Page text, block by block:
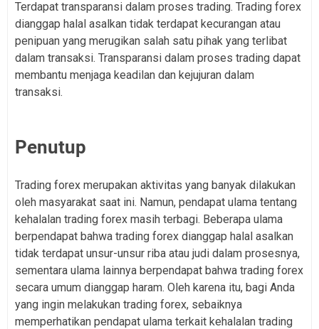
Terdapat transparansi dalam proses trading. Trading forex
dianggap halal asalkan tidak terdapat kecurangan atau
penipuan yang merugikan salah satu pihak yang terlibat
dalam transaksi. Transparansi dalam proses trading dapat
membantu menjaga keadilan dan kejujuran dalam
transaksi.
Penutup
Trading forex merupakan aktivitas yang banyak dilakukan
oleh masyarakat saat ini. Namun, pendapat ulama tentang
kehalalan trading forex masih terbagi. Beberapa ulama
berpendapat bahwa trading forex dianggap halal asalkan
tidak terdapat unsur-unsur riba atau judi dalam prosesnya,
sementara ulama lainnya berpendapat bahwa trading forex
secara umum dianggap haram. Oleh karena itu, bagi Anda
yang ingin melakukan trading forex, sebaiknya
memperhatikan pendapat ulama terkait kehalalan trading